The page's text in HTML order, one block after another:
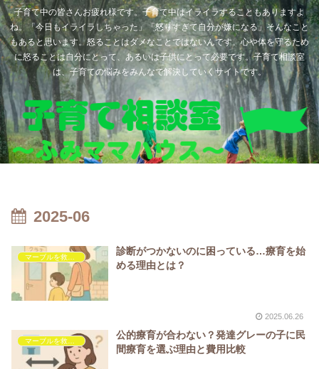
子育て中の皆さんお疲れ様です。子育て中はイライラすることもありますよ
ね。「今日もイライラしちゃった」「怒りすぎて自分が嫌になる」そんなこと
もあると思います。怒ることはダメなことではないんです。心や体を守るため
に怒ることは自分にとって、あるいは子供にとって必要です。子育て相談室
は、子育ての悩みをみんなで解決していくサイトです。
2025-06
診断がつかないのに困っている…療育を始
める理由とは？
2025.06.26
公的療育が合わない？発達グレーの子に民
間療育を選ぶ理由と費用比較